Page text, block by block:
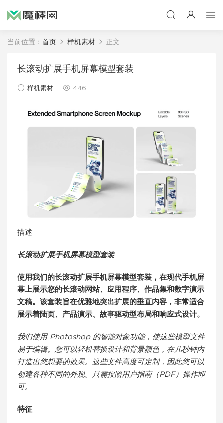
当前位置： 首页 样机素材 正文
长滚动扩展手机屏幕模型套装
样机素材 446
描述
长滚动扩展手机屏幕模型套装
使用我们的长滚动扩展手机屏幕模型套装，在现代手机屏
幕上展示您的长滚动网站、应用程序、作品集和数字演示
文稿。该套装旨在优雅地突出扩展的垂直内容，非常适合
展示着陆页、产品演示、故事驱动型布局和响应式设计。
我们使用 Photoshop 的智能对象功能，使这些模型文件
易于编辑。您可以轻松替换设计和背景颜色，在几秒钟内
打造出您想要的效果。这些文件高度可定制，因此您可以
创建各种不同的外观。只需按照用户指南（PDF）操作即
可。
特征